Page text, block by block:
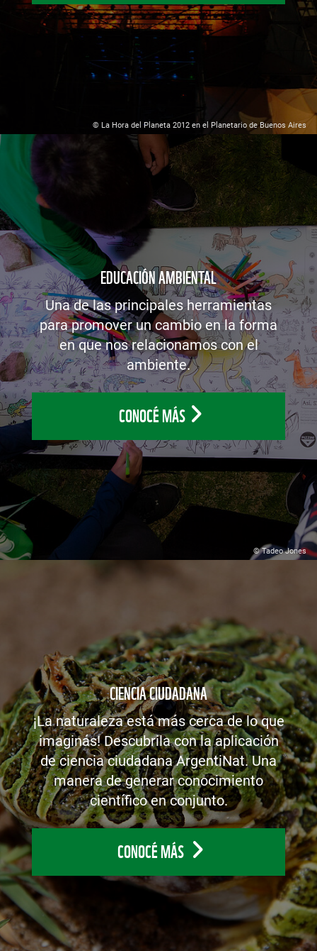
© La Hora del Planeta 2012 en el Planetario de Buenos Aires
EDUCACIÓN AMBIENTAL
Una de las principales herramientas
para promover un cambio en la forma
en que nos relacionamos con el
ambiente.
CONOCÉ MÁS
© Tadeo Jones
CIENCIA CIUDADANA
¡La naturaleza está más cerca de lo que
imaginás! Descubrila con la aplicación
de ciencia ciudadana ArgentiNat. Una
manera de generar conocimiento
científico en conjunto.
CONOCÉ MÁS